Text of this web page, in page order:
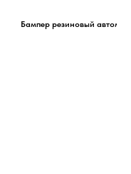
Бампер резиновый